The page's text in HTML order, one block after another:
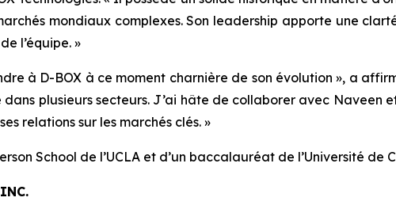
mondiaux complexes. Son leadership apporte une
l’équipe. »
à D-BOX à ce moment charnière de son évolution », a
plusieurs secteurs. J’ai hâte de collaborer avec Naveen
relations sur les marchés clés. »
School de l’UCLA et d’un baccalauréat de l’Université de